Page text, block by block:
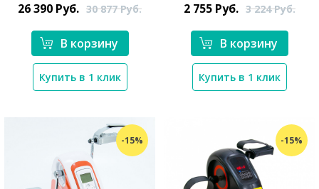
26 390 Руб. 30 877Руб.
В корзину
Купить в 1 клик
2 755 Руб. 3 224Руб.
В корзину
Купить в 1 клик
-15% -15%